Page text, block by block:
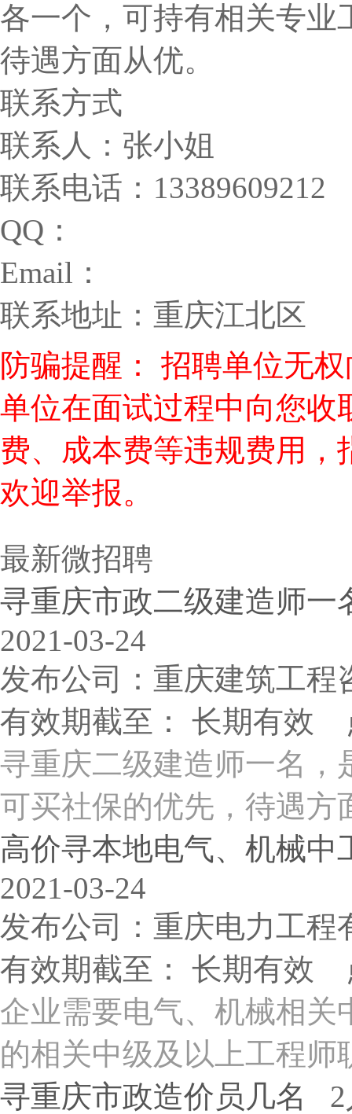
各一个，可持有相关专业
待遇方面从优。
联系方式
联系人：张小姐
联系电话：13389609212
QQ：
Email：
联系地址：重庆江北区
防骗提醒： 招聘单位无
单位在面试过程中向您收
费、成本费等违规费用
欢迎举报。
最新微招聘
寻重庆市政二级建造师一
2021-03-24
发布公司：重庆建筑工程
有效期截至： 长期有效
寻重庆二级建造师一名，
可买社保的优先，待遇方
高价寻本地电气、机械中
2021-03-24
发布公司：重庆电力工程
有效期截至： 长期有效
企业需要电气、机械相关
的相关中级及以上工程师
寻重庆市政造价员几名
2